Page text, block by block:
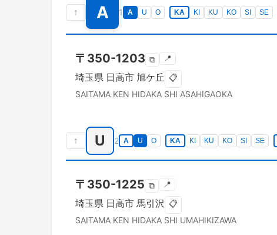
↑ A 1 A U O KA KI KU KO SI SE
〒 350-1203 ⧉ 📍
埼玉県 日高市 旭ケ丘 📋
SAITAMA KEN HIDAKA SHI ASAHIGAOKA
↑ U 2 A U O KA KI KU KO SI SE
〒 350-1225 ⧉ 📍
埼玉県 日高市 馬引沢 📋
SAITAMA KEN HIDAKA SHI UMAHIKIZAWA